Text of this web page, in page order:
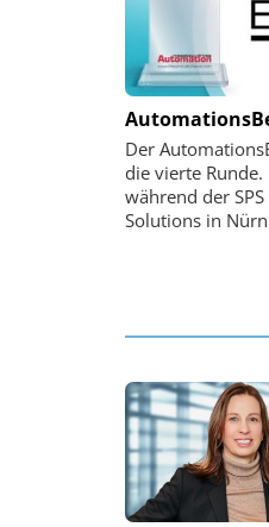
Der
die vierte
während der
Solutions in